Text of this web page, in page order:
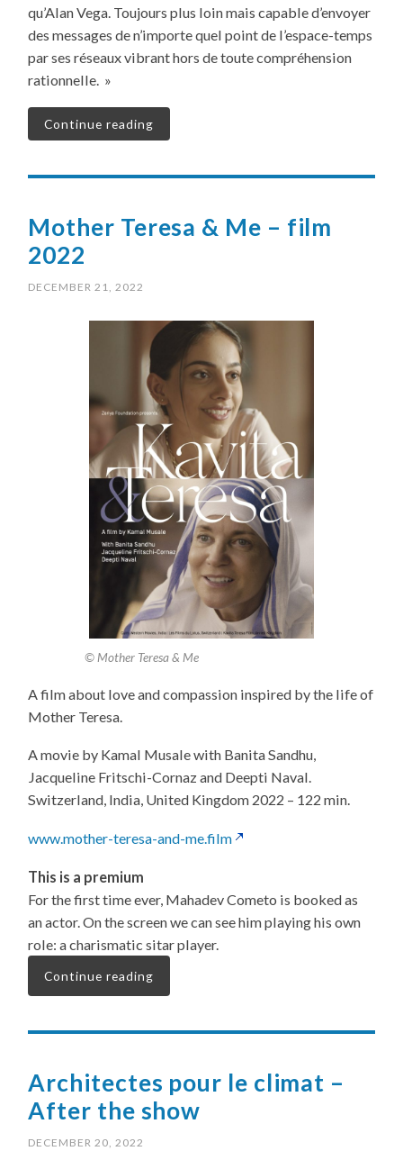
qu’Alan Vega. Toujours plus loin mais capable d’envoyer
des messages de n’importe quel point de l’espace-temps
par ses réseaux vibrant hors de toute compréhension
rationnelle. »
Continue reading
Mother Teresa & Me – film
2022
DECEMBER 21, 2022
© Mother Teresa & Me
A film about love and compassion inspired by the life of
Mother Teresa.
A movie by Kamal Musale with Banita Sandhu,
Jacqueline Fritschi-Cornaz and Deepti Naval.
Switzerland, India, United Kingdom 2022 – 122 min.
www.mother-teresa-and-me.film
This is a premium
For the first time ever, Mahadev Cometo is booked as
an actor. On the screen we can see him playing his own
role: a charismatic sitar player.
Continue reading
Architectes pour le climat –
After the show
DECEMBER 20, 2022